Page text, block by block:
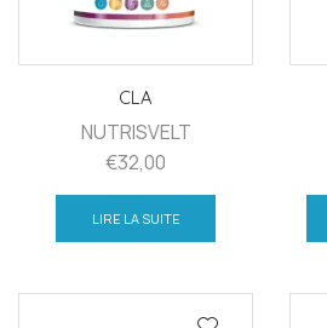
CLA
NUTRISVELT
€32,00
LIRE LA SUITE